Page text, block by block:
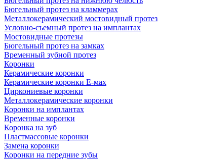
Бюгельный протез на кламмерах
Металлокерамический мостовидный протез
Условно-съемный протез на имплантах
Мостовидные протезы
Бюгельный протез на замках
Временный зубной протез
Коронки
Керамические коронки
Керамические коронки Е-мах
Циркониевые коронки
Металлокерамические коронки
Коронки на имплантах
Временные коронки
Коронка на зуб
Пластмассовые коронки
Замена коронки
Коронки на передние зубы